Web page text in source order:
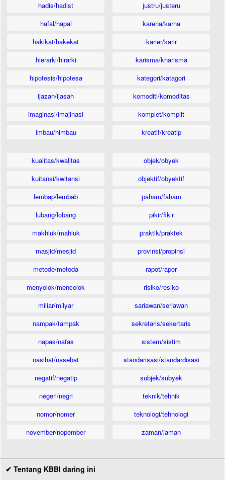
hadis/hadist
hafal/hapal
hakikat/hakekat
hierarki/hirarki
hipotesis/hipotesa
ijazah/ijasah
imaginasi/imajinasi
imbau/himbau
justru/justeru
karena/karna
karier/karir
karisma/kharisma
kategori/katagori
komoditi/komoditas
komplet/komplit
kreatif/kreatip
kualitas/kwalitas
kuitansi/kwitansi
lembap/lembab
lubang/lobang
makhluk/mahluk
masjid/mesjid
metode/metoda
menyolok/mencolok
miliar/milyar
nampak/tampak
napas/nafas
nasihat/nasehat
negatif/negatip
negeri/negri
nomor/nomer
november/nopember
objek/obyek
objektif/obyektif
paham/faham
pikir/fikir
praktik/praktek
provinsi/propinsi
rapot/rapor
risiko/resiko
sariawan/seriawan
sekretaris/sekertaris
sistem/sistim
standarisasi/standardisasi
subjek/subyek
teknik/tehnik
teknologi/tehnologi
zaman/jaman
✔ Tentang KBBI daring ini